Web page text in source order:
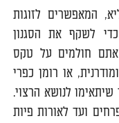
המאפשרים לזוגות
לשקף את הסגנון
אתם חולמים על טקס
או רומן כפרי
שיתאימו לנושא הרצוי.
ועד לאורות פיות